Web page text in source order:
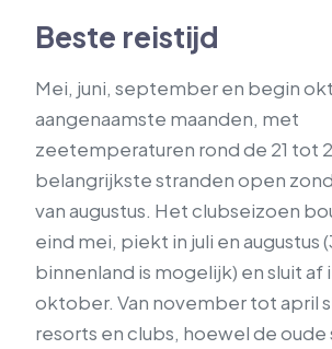
Beste reistijd
Mei, juni, september en begin
aangenaamste maanden, met
zeetemperaturen rond de 21 tot
belangrijkste stranden open
van augustus. Het clubseizoen
eind mei, piekt in juli en augustus
binnenland is mogelijk) en sluit af
oktober. Van november tot april
resorts en clubs, hoewel de oude